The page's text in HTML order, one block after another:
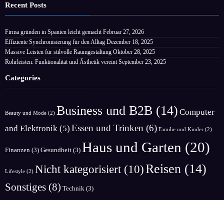
Recent Posts
Firma gründen in Spanien leicht gemacht Februar 27, 2026
Effiziente Synchronisierung für den Alltag Dezember 18, 2025
Massive Leisten für stilvolle Raumgestaltung Oktober 28, 2025
Rohrleisten: Funktionalität und Ästhetik vereint September 23, 2025
Categories
Beauty und Mode (2) Business und B2B (14) Computer
and Elektronik (5) Essen und Trinken (6) Familie und Kinder (2)
Finanzen (3) Gesundheit (3) Haus und Garten (20)
Lifestyle (2) Nicht kategorisiert (10)Reisen (14)
Sonstiges (8) Technik (3)